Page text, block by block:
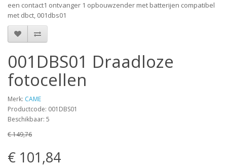
een contact1 ontvanger 1 opbouwzender met batterijen compatibel
met dbct, 001dbs01
001DBS01 Draadloze
fotocellen
Merk: CAME
Productcode: 001DBS01
Beschikbaar: 5
€ 149,76
€ 101,84